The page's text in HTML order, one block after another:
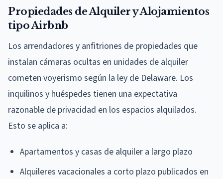
Propiedades de Alquiler y Alojamientos
tipo Airbnb
Los arrendadores y anfitriones de propiedades que
instalan cámaras ocultas en unidades de alquiler
cometen voyerismo según la ley de Delaware. Los
inquilinos y huéspedes tienen una expectativa
razonable de privacidad en los espacios alquilados.
Esto se aplica a:
Apartamentos y casas de alquiler a largo plazo
Alquileres vacacionales a corto plazo publicados en